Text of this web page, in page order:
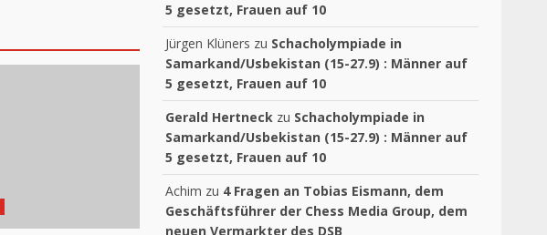
5 gesetzt, Frauen auf 10
Jürgen Klüners zu Schacholympiade in
Samarkand/Usbekistan (15-27.9) : Männer auf
5 gesetzt, Frauen auf 10
Gerald Hertneck zu Schacholympiade in
Samarkand/Usbekistan (15-27.9) : Männer auf
5 gesetzt, Frauen auf 10
Achim zu 4 Fragen an Tobias Eismann, dem
Geschäftsführer der Chess Media Group, dem
neuen Vermarkter des DSB